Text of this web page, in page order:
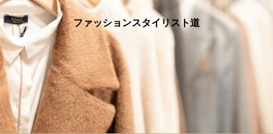
ファッションスタイリスト道